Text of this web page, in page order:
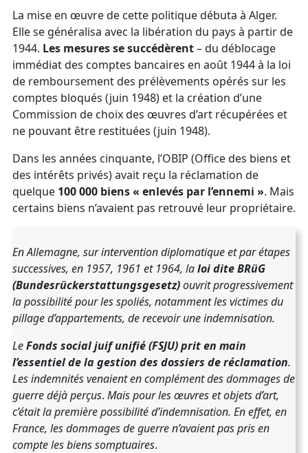
La mise en œuvre de cette politique débuta à Alger.
Elle se généralisa avec la libération du pays à partir de
1944. Les mesures se succédèrent– du déblocage
immédiat des comptes bancaires en août 1944 à la loi
de remboursement des prélèvements opérés sur les
comptes bloqués (juin 1948) et la création d’une
Commission de choix des œuvres d’art récupérées et
ne pouvant être restituées (juin 1948).
Dans les années cinquante, l’OBIP (Office des biens et
des intérêts privés) avait reçu la réclamation de
quelque 100 000 biens « enlevés par l’ennemi ». Mais
certains biens n’avaient pas retrouvé leur propriétaire.
En Allemagne, sur intervention diplomatique et par étapes
successives, en 1957, 1961 et 1964, laloi dite BRüG
(Bundesrückerstattungsgesetz)ouvrit progressivement
la possibilité pour les spoliés, notamment les victimes du
pillage d’appartements, de recevoir une indemnisation.
LeFonds social juif unifié (FSJU) prit en main
l’essentiel de la gestion des dossiers de réclamation.
Les indemnités venaient en complément des dommages de
guerre déjà perçus. Mais pour les œuvres et objets d’art,
c’était la première possibilité d’indemnisation. En effet, en
France, les dommages de guerre n’avaient pas pris en
compte les biens somptuaires.